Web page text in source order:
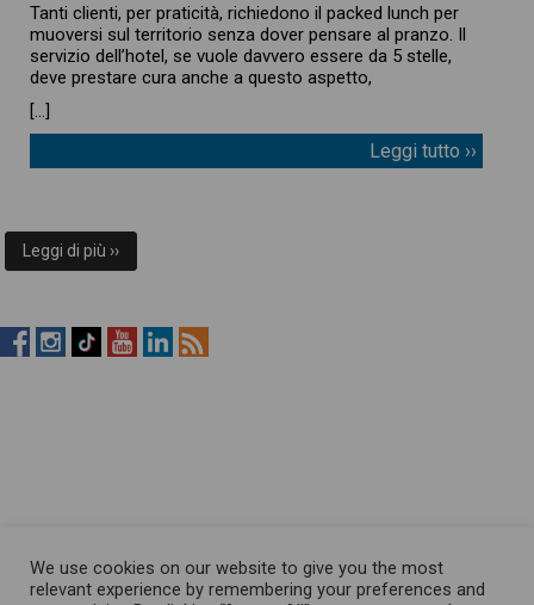
Tanti clienti, per praticità, richiedono il packed lunch per
muoversi sul territorio senza dover pensare al pranzo. Il
servizio dell’hotel, se vuole davvero essere da 5 stelle,
deve prestare cura anche a questo aspetto,
[…]
Leggi tutto ››
Leggi di più ››
RistopiùNews
RistopiùNews
RistopiùNews
RistopiùNews
RistopiùNews
RSS
We use cookies on our website to give you the most
relevant experience by remembering your preferences and